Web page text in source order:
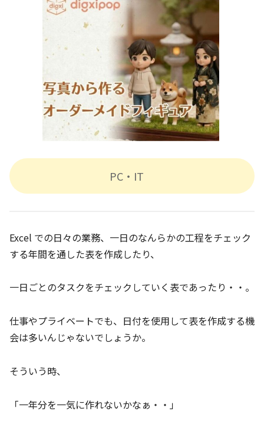
PC・IT
Excel での日々の業務、一日のなんらかの工程をチェック
する年間を通した表を作成したり、
一日ごとのタスクをチェックしていく表であったり・・。
仕事やプライベートでも、日付を使用して表を作成する機
会は多いんじゃないでしょうか。
そういう時、
「一年分を一気に作れないかなぁ・・」